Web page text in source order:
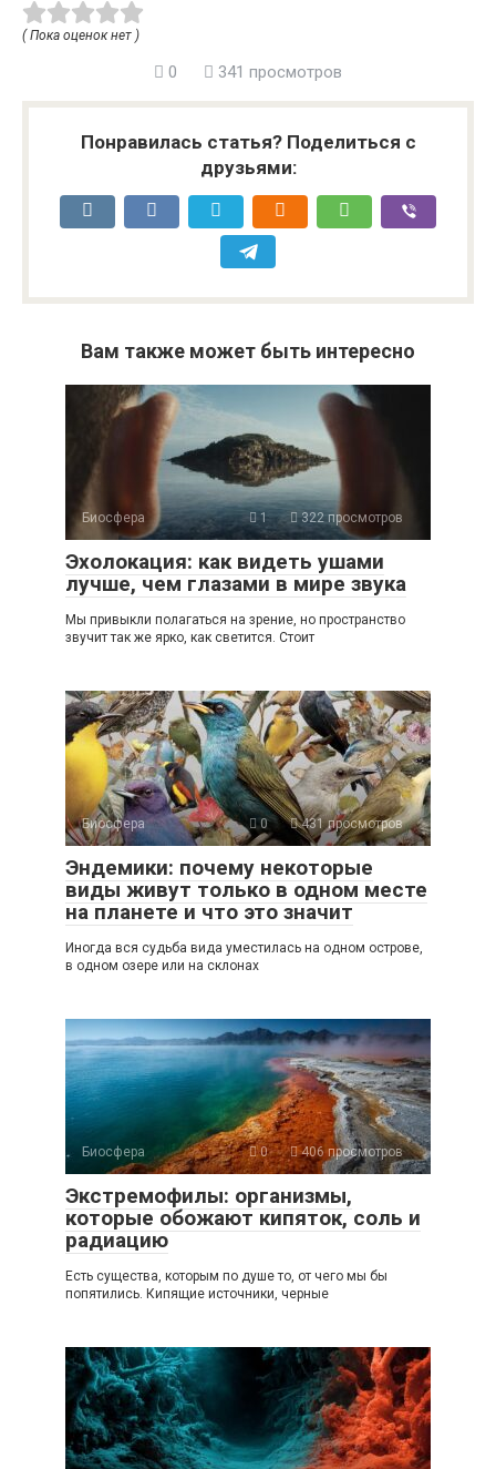
( Пока оценок нет )
0 341 просмотров
Понравилась статья? Поделиться с
друзьями:
Вам также может быть интересно
Биосфера 1 322 просмотров
Эхолокация: как видеть ушами
лучше, чем глазами в мире звука
Мы привыкли полагаться на зрение, но пространство
звучит так же ярко, как светится. Стоит
Биосфера 0 431 просмотров
Эндемики: почему некоторые
виды живут только в одном месте
на планете и что это значит
Иногда вся судьба вида уместилась на одном острове,
в одном озере или на склонах
Биосфера 0 406 просмотров
Экстремофилы: организмы,
которые обожают кипяток, соль и
радиацию
Есть существа, которым по душе то, от чего мы бы
попятились. Кипящие источники, черные